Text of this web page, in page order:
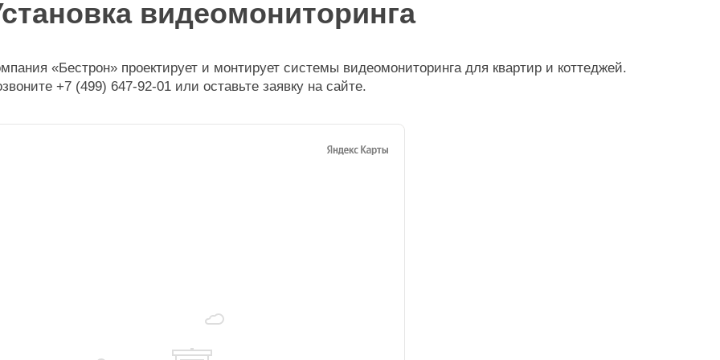
видеомониторинга
«Бестрон» проектирует и монтирует системы видеомониторинга для квартир и коттеджей.
+7 (499) 647-92-01 или оставьте заявку на сайте.